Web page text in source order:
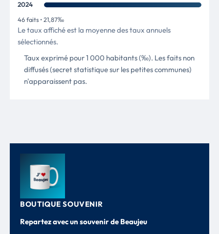
2024
46 faits • 21,87‰
Le taux affiché est la moyenne des taux annuels
sélectionnés.
Taux exprimé pour 1 000 habitants (‰). Les faits non
diffusés (secret statistique sur les petites communes)
n'apparaissent pas.
BOUTIQUE SOUVENIR
Repartez avec un souvenir de Beaujeu